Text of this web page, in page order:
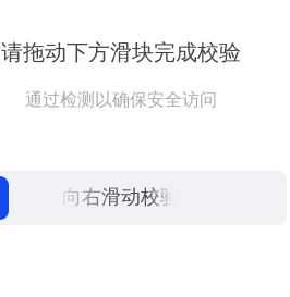
请拖动下方滑块完成校验
通过检测以确保安全访问